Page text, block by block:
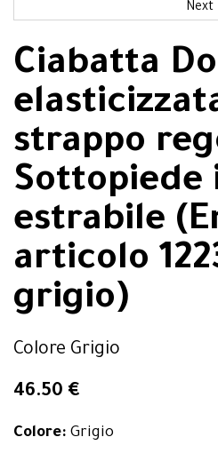
Next
Ciabatta
strappo
Sottopiede
estrabile
articolo
grigio)
Colore Grigio
46.50 €
Colore: Grigio